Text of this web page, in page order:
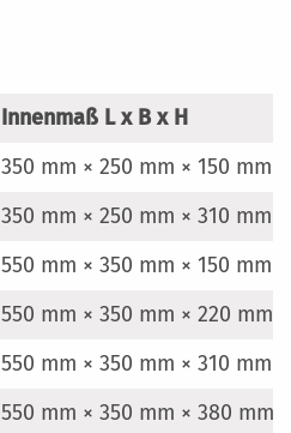
Innenmaß L x B x H
350 mm × 250 mm × 150 mm
350 mm × 250 mm × 310 mm
550 mm × 350 mm × 150 mm
550 mm × 350 mm × 220 mm
550 mm × 350 mm × 310 mm
550 mm × 350 mm × 380 mm